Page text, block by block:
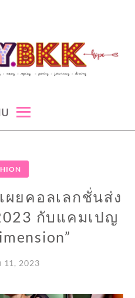
ผยคอลเลกชั่นส่ง
กับแคมเปญ
2023